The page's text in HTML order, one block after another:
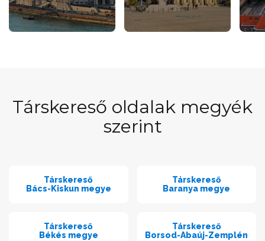
Társkereső oldalak megyék
szerint
Társkereső
Bács-Kiskun megye
Társkereső
Baranya megye
Társkereső
Békés megye
Társkereső
Borsod-Abaúj-Zemplén